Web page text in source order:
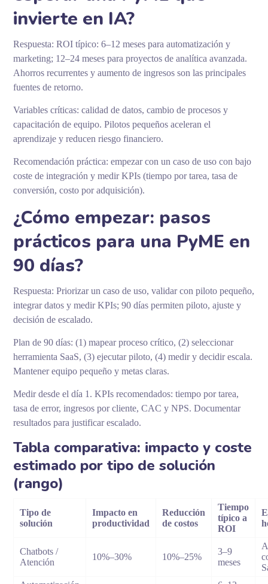
invierte en IA?
Respuesta: ROI típico: 6–12 meses para automatización y
marketing; 12–24 meses para proyectos de analítica avanzada.
Ahorros recurrentes y aumento de ingresos son las principales
fuentes de retorno.
Variables críticas: calidad de datos, cambio de procesos y
capacitación de equipo. Pilotos pequeños aceleran el
aprendizaje y reducen riesgo financiero.
Recomendación práctica: empezar con un caso de uso con bajo
coste de integración y medir KPIs (tiempo por tarea, tasa de
conversión, costo por adquisición).
¿Cómo empezar: pasos
prácticos para una PyME en
90 días?
Respuesta: Priorizar un caso de uso, validar con piloto pequeño,
integrar datos y medir KPIs; 90 días permiten piloto, ajuste y
decisión de escalado.
Plan de 90 días: (1) mapear proceso crítico, (2) seleccionar
herramienta SaaS, (3) ejecutar piloto, (4) medir y decidir escala.
Mantener equipo pequeño y metas claras.
Medir desde el día 1. KPIs recomendados: tiempo por tarea,
tasa de error, ingresos por cliente, CAC y NPS. Documentar
resultados para justificar escalado.
Tabla comparativa: impacto y coste
estimado por tipo de solución
(rango)
Tipo de
solución
Impacto en
productividad
Reducción
de costos
Tiempo
típico a
ROI
Chatbots /
Atención
10%–30% 10%–25%
3–9
meses